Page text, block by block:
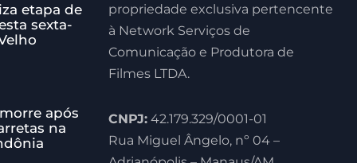
etapa de
sexta-
após
na
propriedade exclusiva pertencente
à Network Serviços de
Comunicação e Produtora de
Filmes LTDA.
CNPJ:42.179.329/0001-01
Rua Miguel Ângelo, nº 04 –